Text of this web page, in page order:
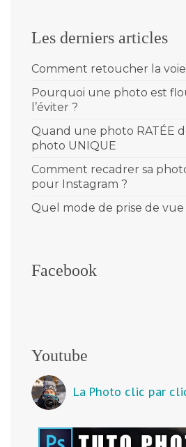
Les derniers articles
Comment retoucher la
Pourquoi une photo est
l’éviter ?
Quand une photo RATÉE
photo UNIQUE
Comment recadrer sa
pour Instagram ?
Quel mode de prise de
Facebook
Youtube
La Photo clic par